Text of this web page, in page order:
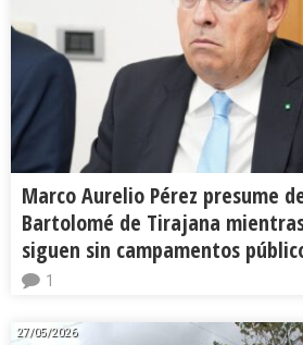
Marco Aurelio Pérez presume
Bartolomé de Tirajana
siguen sin campamentos
1
27/05/2026